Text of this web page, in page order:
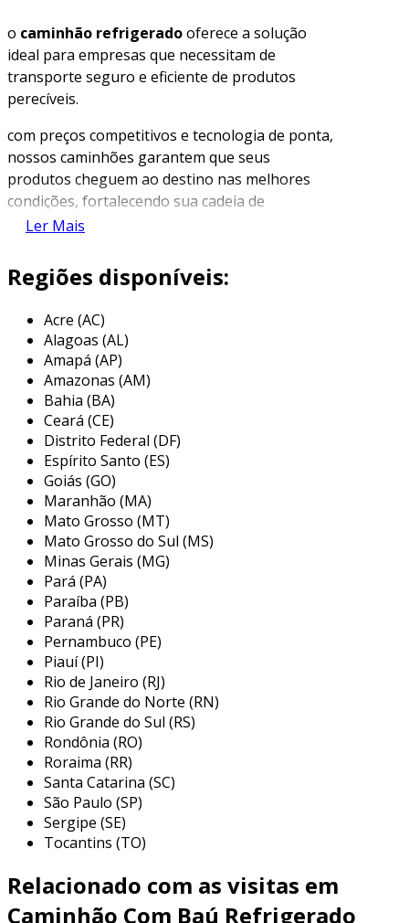
o caminhão refrigeradooferece a solução
ideal para empresas que necessitam de
transporte seguro e eficiente de produtos
perecíveis.
com preços competitivos e tecnologia de ponta,
nossos caminhões garantem que seus
produtos cheguem ao destino nas melhores
condições, fortalecendo sua cadeia de
suprimentos e reduzindo riscos de perda.
seu negócio em 2023.
características do caminhão
refrigerado
caminhões refrigerados
com tecnologia de ponta para garantir o
transporte seguro de produtos sensíveis à
temperatura.
o isolamento térmico de alta eficiência
minimiza a perda de temperatura
assegurando que seu carregamento
permaneça nas condições ideais durante todo o
percurso.
além disso,compressores de potência
ajustávelpermitem que o consumo de energia
seja otimizado conforme a carga transportada.
cada elemento desses caminhões é projetado
para maximizar a eficiência operacional
resultando em menor custo total de operação e
maior tempo de atividade para sua frota.
vantagens do uso de caminhões
refrigerados
a utilização decaminhões refrigerados
exigentes. a capacidade demanter a
integridade dos produtos em temperaturas
Ler Mais
Regiões disponíveis:
Acre (AC)
Alagoas (AL)
Amapá (AP)
Amazonas (AM)
Bahia (BA)
Ceará (CE)
Distrito Federal (DF)
Espírito Santo (ES)
Goiás (GO)
Maranhão (MA)
Mato Grosso (MT)
Mato Grosso do Sul (MS)
Minas Gerais (MG)
Pará (PA)
Paraíba (PB)
Paraná (PR)
Pernambuco (PE)
Piauí (PI)
Rio de Janeiro (RJ)
Rio Grande do Norte (RN)
Rio Grande do Sul (RS)
Rondônia (RO)
Roraima (RR)
Santa Catarina (SC)
São Paulo (SP)
Sergipe (SE)
Tocantins (TO)
Relacionado com as visitas em
Caminhão Com Baú Refrigerado